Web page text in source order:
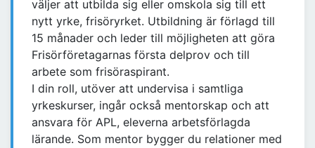
väljer att utbilda sig eller omskola sig till ett
nytt yrke, frisöryrket. Utbildning är förlagd till
15 månader och leder till möjligheten att göra
Frisörföretagarnas första delprov och till
arbete som frisöraspirant.
I din roll, utöver att undervisa i samtliga
yrkeskurser, ingår också mentorskap och att
ansvara för APL, eleverna arbetsförlagda
lärande. Som mentor bygger du relationer med